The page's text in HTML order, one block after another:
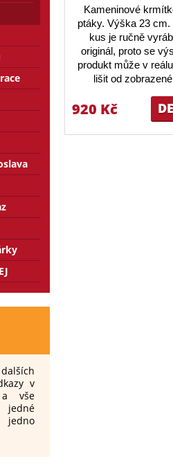
Kameninové
ptáky. Výška 23 cm.
kus je ručně
originál, proto se
produkt může v
lišit od
920 Kč
v
a vše